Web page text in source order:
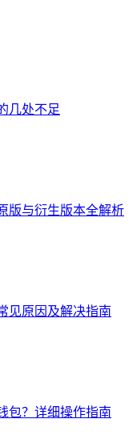
几处不足
版与衍生版本全解析
见原因及解决指南
包？详细操作指南